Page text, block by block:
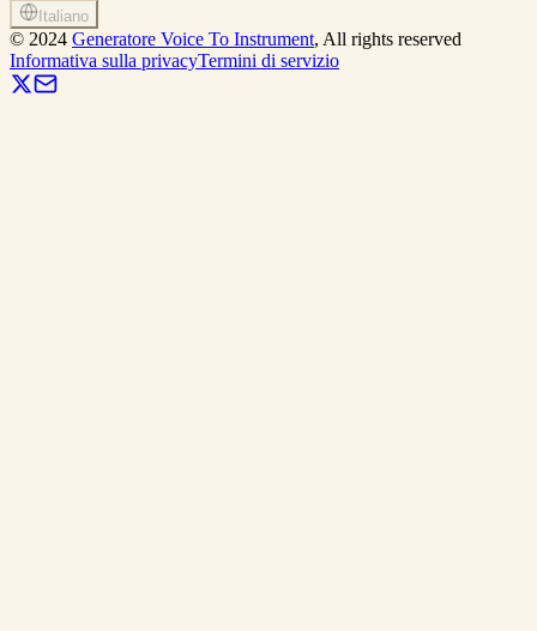
Italiano
© 2024 Generatore Voice To Instrument, All rights reserved
Informativa sulla privacyTermini di servizio